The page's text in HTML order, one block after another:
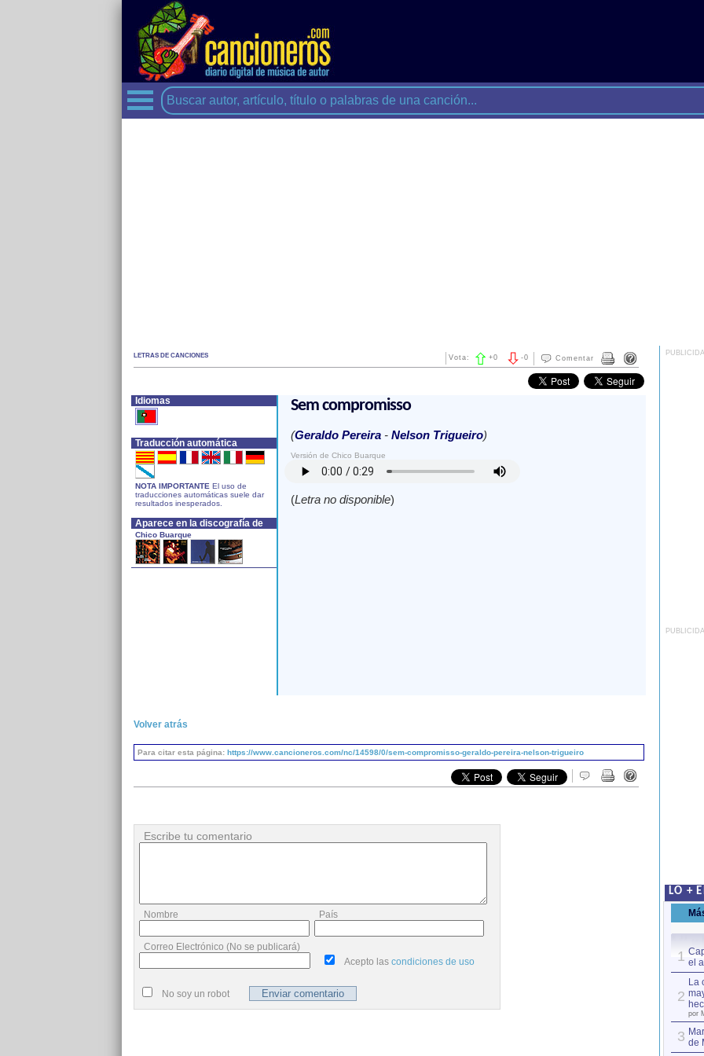
LETRAS DE CANCIONES Comentar
-0
Vota: +0
Idiomas
Traducción automática
NOTA IMPORTANTE El uso de
traducciones automáticas suele dar
resultados inesperados.
Aparece en la discografía de
Chico Buarque
Sem compromisso
(Geraldo Pereira- Nelson Trigueiro)
Versión de Chico Buarque
(Letra no disponible)
Volver atrás
Para citar esta página: https://www.cancioneros.com/nc/14598/0/sem-compromisso-geraldo-pereira-nelson-trigueiro
Escribe tu comentario
Nombre País
Correo Electrónico (No se publicará)
Acepto las condiciones de uso
No soy un robot
LO +
1 el
2
La
por
3 de